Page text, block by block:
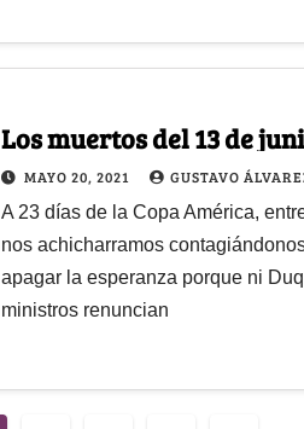
Los muertos del 13 de
MAYO 20, 2021 GUSTAVO
A 23 días de la Copa América,
nos achicharramos
apagar la esperanza porque ni
ministros renuncian